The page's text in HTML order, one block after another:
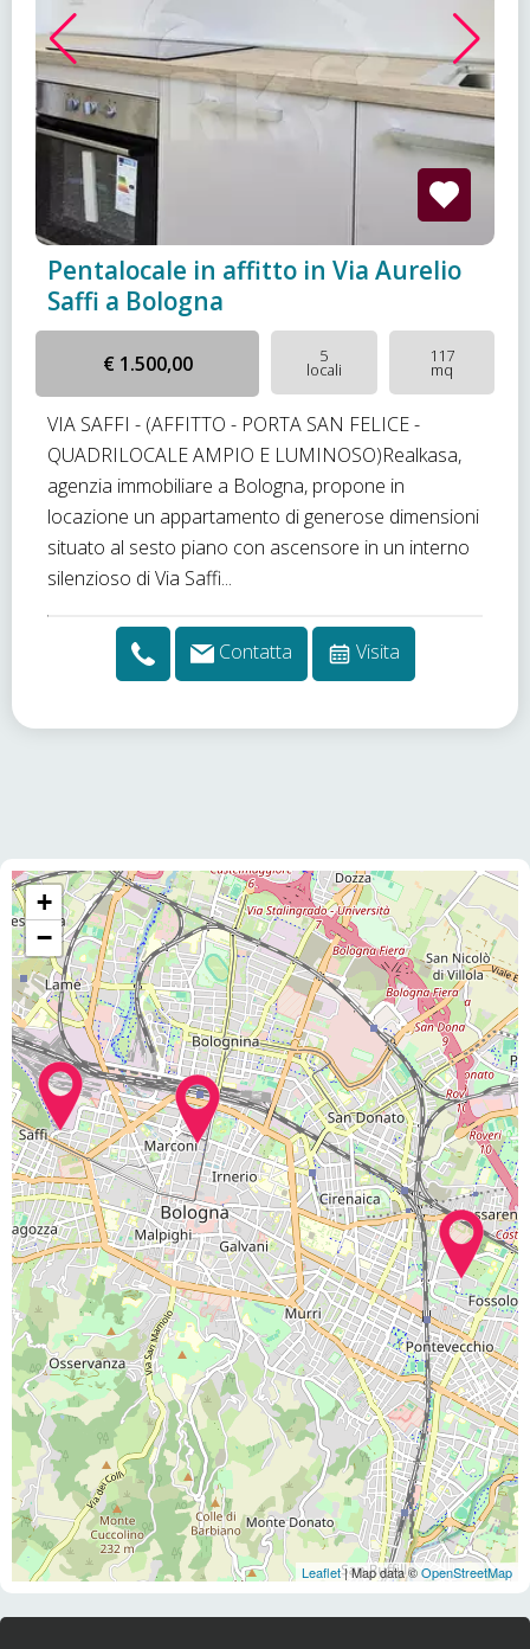
Pentalocale in affitto in Via Aurelio
Saffi a Bologna
€ 1.500,00 5
locali
117
mq
VIA SAFFI - (AFFITTO - PORTA SAN FELICE -
QUADRILOCALE AMPIO E LUMINOSO)Realkasa,
agenzia immobiliare a Bologna, propone in
locazione un appartamento di generose dimensioni
situato al sesto piano con ascensore in un interno
silenzioso di Via Saffi...
Contatta Visita
+
−
Leaflet| Map data ©OpenStreetMap